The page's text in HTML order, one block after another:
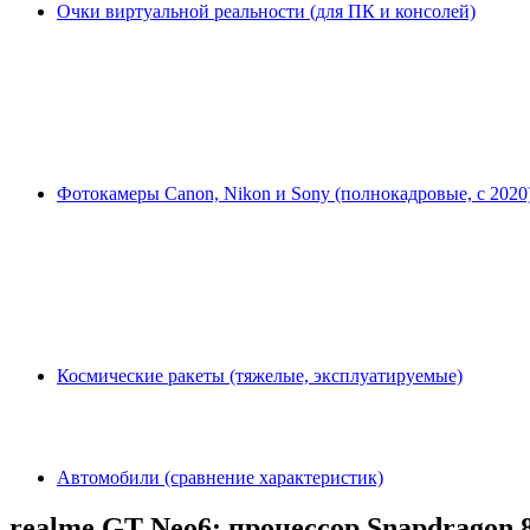
Очки виртуальной реальности (для ПК и консолей)
Фотокамеры Canon, Nikon и Sony (полнокадровые, с
Космические ракеты (тяжелые, эксплуатируемые)
Автомобили (сравнение характеристик)